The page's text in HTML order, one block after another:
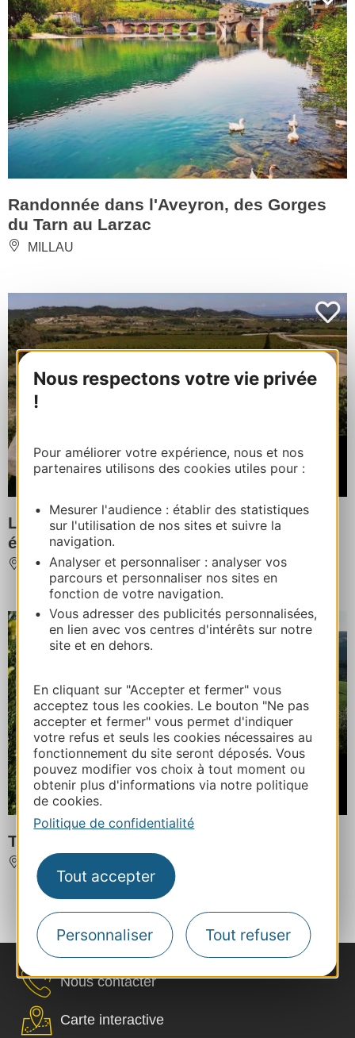
Nous respectons votre vie privée
!
Pour améliorer votre expérience, nous et nos
partenaires utilisons des cookies utiles pour :
Mesurer l'audience : établir des statistiques
sur l'utilisation de nos sites et suivre la
navigation.
Analyser et personnaliser : analyser vos
parcours et personnaliser nos sites en
fonction de votre navigation.
Vous adresser des publicités personnalisées,
en lien avec vos centres d'intérêts sur notre
site et en dehors.
En cliquant sur "Accepter et fermer" vous
acceptez tous les cookies. Le bouton "Ne pas
accepter et fermer" vous permet d'indiquer
votre refus et seuls les cookies nécessaires au
fonctionnement du site seront déposés. Vous
pouvez modifier vos choix à tout moment ou
obtenir plus d'informations via notre politique
de cookies.
Politique de confidentialité
Tout accepter
Personnaliser Tout refuser
Randonnée dans l'Aveyron, des Gorges
du Tarn au Larzac
MILLAU
À partir de
59€
La route des vins de Tavel à Vélo
électrique
TAVEL
À partir de
750€
Tour du Haut Languedoc à VTT
BEDARIEUX
‹ 3 ›
Nous contacter
Carte interactive